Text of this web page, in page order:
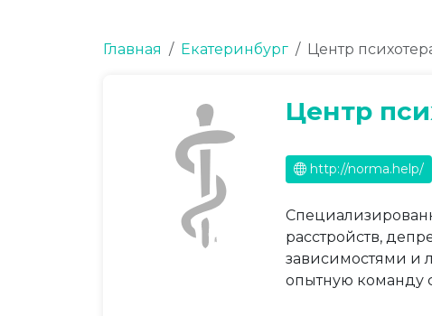
Главная Екатеринбург Центр
Центр
http://norma.help/
расстройств,
зависимостями и
опытную команду